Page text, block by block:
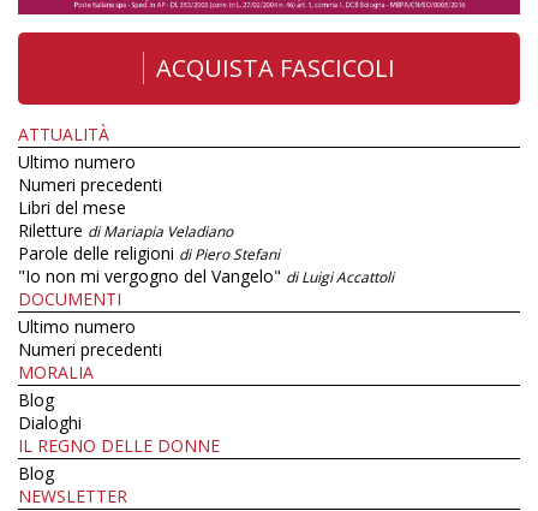
ACQUISTA FASCICOLI
ATTUALITÀ
Ultimo numero
Numeri precedenti
Libri del mese
Riletture di Mariapia Veladiano
Parole delle religioni di Piero Stefani
"Io non mi vergogno del Vangelo" di Luigi Accattoli
DOCUMENTI
Ultimo numero
Numeri precedenti
MORALIA
Blog
Dialoghi
IL REGNO DELLE DONNE
Blog
NEWSLETTER